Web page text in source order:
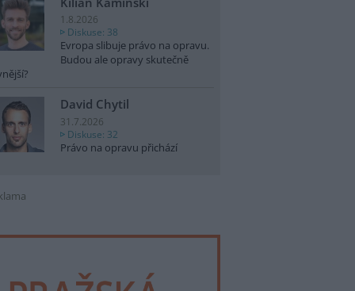
1.8.2026
Diskuse: 38
Evropa slibuje právo na opravu.
Budou ale opravy skutečně
David Chytil
31.7.2026
Diskuse: 32
Právo na opravu přichází